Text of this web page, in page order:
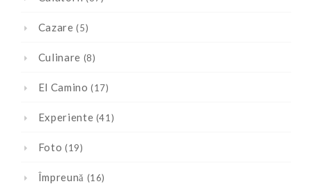
Cazare (5)
Culinare (8)
El Camino (17)
Experiente (41)
Foto (19)
Împreună (16)